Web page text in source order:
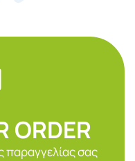
ORDER
παραγγελίας σας